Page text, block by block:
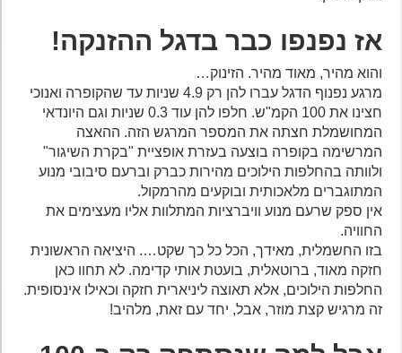
אז נפנפו כבר בדגל ההזנקה!
והוא מהיר, מאוד מהיר. הזינוק…
מרגע נפנוף הדגל עברו להן רק 4.9 שניות עד שהקופרה ואנוכי
חצינו את 100 הקמ"ש. חלפו להן עוד 0.3 שניות וגם היונדאי
המחושמלת חצתה את המספר המרגש הזה. ההאצה
המרשימה בקופרה בוצעה בעזרת אופציית "בקרת השיגור"
ולוותה בהחלפות הילוכים מהירות כברק וברעם סיבובי מנוע
המתוגברים מלאכותית ובוקעים מהרמקול.
אין ספק שרעם מנוע וויברציות המתלוות אליו מעצימים את
החוויה.
בזו החשמלית, מאידך, הכל כל כך שקט…. היציאה הראשונית
חזקה מאוד, ברוטאלית, בועטת אותי קדימה. לא תחוו כאן
החלפות הילוכים, אלא תאוצה ליניארית חזקה וכאילו אינסופית.
זה מרגיש קצת מוזר, אבל, יחד עם זאת, מלהיב!